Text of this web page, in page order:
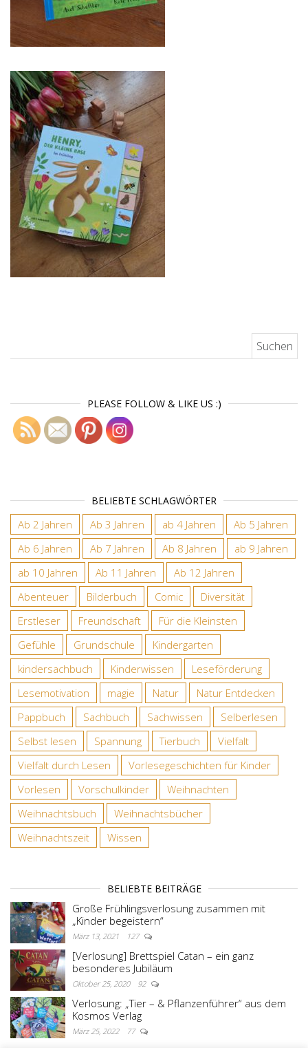
PLEASE FOLLOW & LIKE US :)
BELIEBTE SCHLAGWÖRTER
Ab 2 Jahren Ab 3 Jahren ab 4 Jahren
Ab 5 Jahren
Ab 6 Jahren
Ab 7 Jahren Ab 8 Jahren
ab 9 Jahren
ab 10 Jahren
Ab 11 Jahren
Ab 12 Jahren
Abenteuer
Bilderbuch Comic
Diversität
Erstleser
Freundschaft
Für die Kleinsten
Gefühle
Grundschule
Kindergarten
kindersachbuch
Kinderwissen
Leseförderung
Lesemotivation
magie Natur
Natur Entdecken
Pappbuch
Sachbuch Sachwissen
Selberlesen
Selbst lesen
Spannung Tierbuch
Vielfalt
Vielfalt durch Lesen
Vorlesegeschichten für Kinder
Vorlesen
Vorschulkinder
Weihnachten
Weihnachtsbuch
Weihnachtsbücher
Weihnachtszeit
Wissen
BELIEBTE BEITRÄGE
Große Frühlingsverlosung zusammen mit
„Kinder begeistern“
März 13, 2021 127
[Verlosung] Brettspiel Catan – ein ganz
besonderes Jubiläum
Oktober 25, 2020 92
Verlosung: „Tier – & Pflanzenführer“ aus dem
Kosmos Verlag
März 25, 2022 77